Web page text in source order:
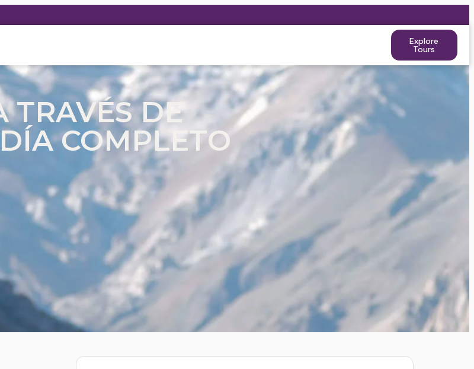
Explore
Tours
TRAVÉS DE
COMPLETO